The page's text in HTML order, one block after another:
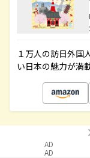
１万人の訪日外国
い日本の魅力が満
AD
AD